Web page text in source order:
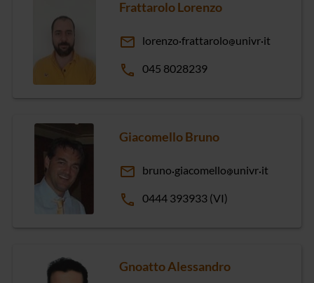
Frattarolo Lorenzo
email lorenzo frattarolo univr it
phone 045 8028239
Giacomello Bruno
email bruno giacomello univr it
phone 0444 393933 (VI)
Gnoatto Alessandro